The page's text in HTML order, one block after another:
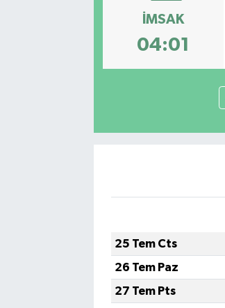
İMSAK
04:01
25 Tem Cts
26 Tem Paz
27 Tem Pts